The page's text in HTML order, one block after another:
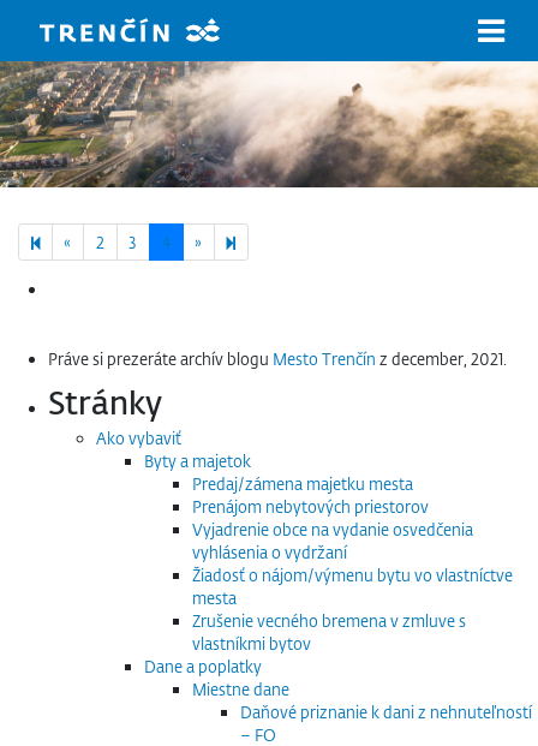
« Previous page
2 3 4 » Next page
5
Práve si prezeráte archív blogu Mesto Trenčín z december, 2021.
Stránky
Ako vybaviť
Byty a majetok
Predaj/zámena majetku mesta
Prenájom nebytových priestorov
Vyjadrenie obce na vydanie osvedčenia
vyhlásenia o vydržaní
Žiadosť o nájom/výmenu bytu vo vlastníctve
mesta
Zrušenie vecného bremena v zmluve s
vlastníkmi bytov
Dane a poplatky
Miestne dane
Daňové priznanie k dani z nehnuteľností
– FO